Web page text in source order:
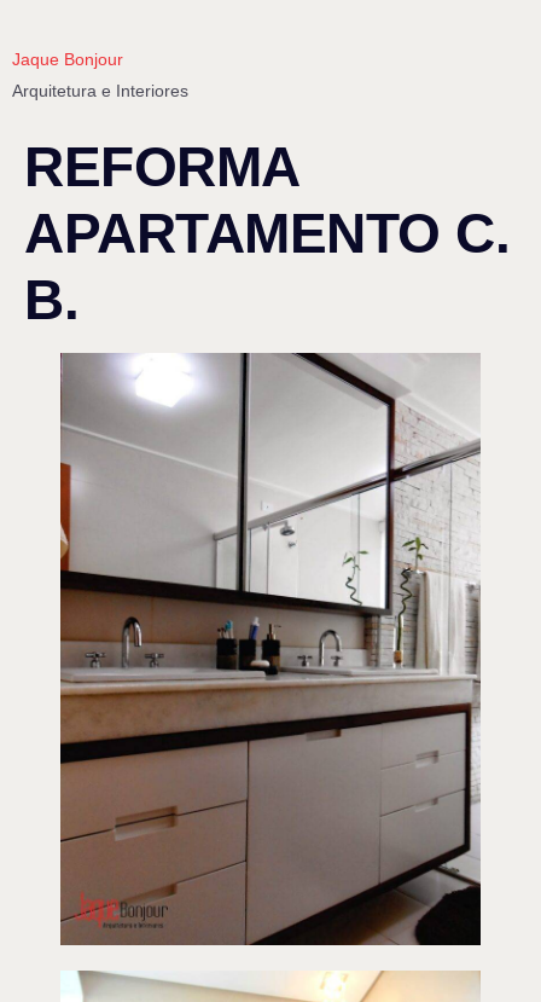
Jaque Bonjour
Arquitetura e Interiores
REFORMA
APARTAMENTO C.
B.